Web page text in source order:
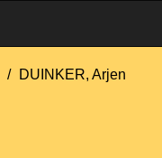
DUINKER, Arjen